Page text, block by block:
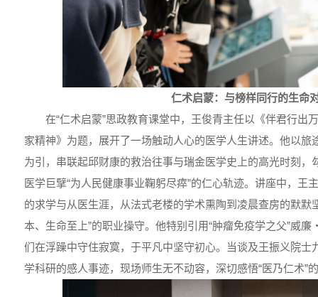
仁术启蒙：与榜样同行的生命
在“仁术启蒙”思政教育课堂中，王俊青主任以《伴君行
家精神》为题，展开了一场触动人心的医学人生讲述。他以旅
为引，串联起邱财康的救治往事与瑞金医学史上的高光时刻，
医学巨擘“为人民健康事业鞠躬尽瘁”的仁心轨迹。讲座中，王
的求学与从医生涯，从法式老楼的学术熏陶到凌晨查房的默默
本、生命至上”的职业操守。他特别引用“肿瘤免疫学之父”威
们在浮躁中守住寂寞，于平凡中坚守初心。当谈及王振义院士
学科研的感人事迹，现场师生无不动容，深切感悟“医乃仁术”